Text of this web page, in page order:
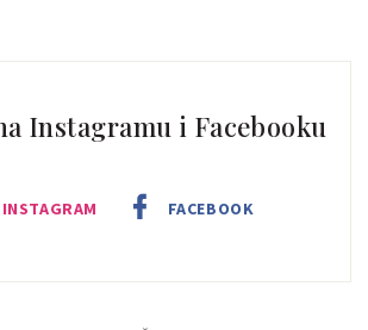
Instagramu i Facebooku
INSTAGRAM FACEBOOK